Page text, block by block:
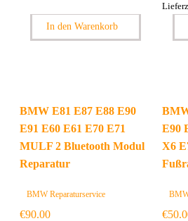
In den Warenkorb
BMW E81 E87 E88 E90
E91 E60 E61 E70 E71
MULF 2 Bluetooth Modul
Reparatur
BMW Reparaturservice
€90.00
E90
X6
€